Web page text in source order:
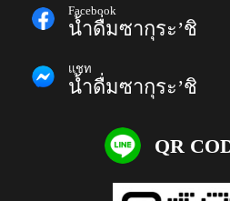
Facebook
น้ำดื่มซากุระ’ชิ
แชท
น้ำดื่มซากุระ’ชิ
QR